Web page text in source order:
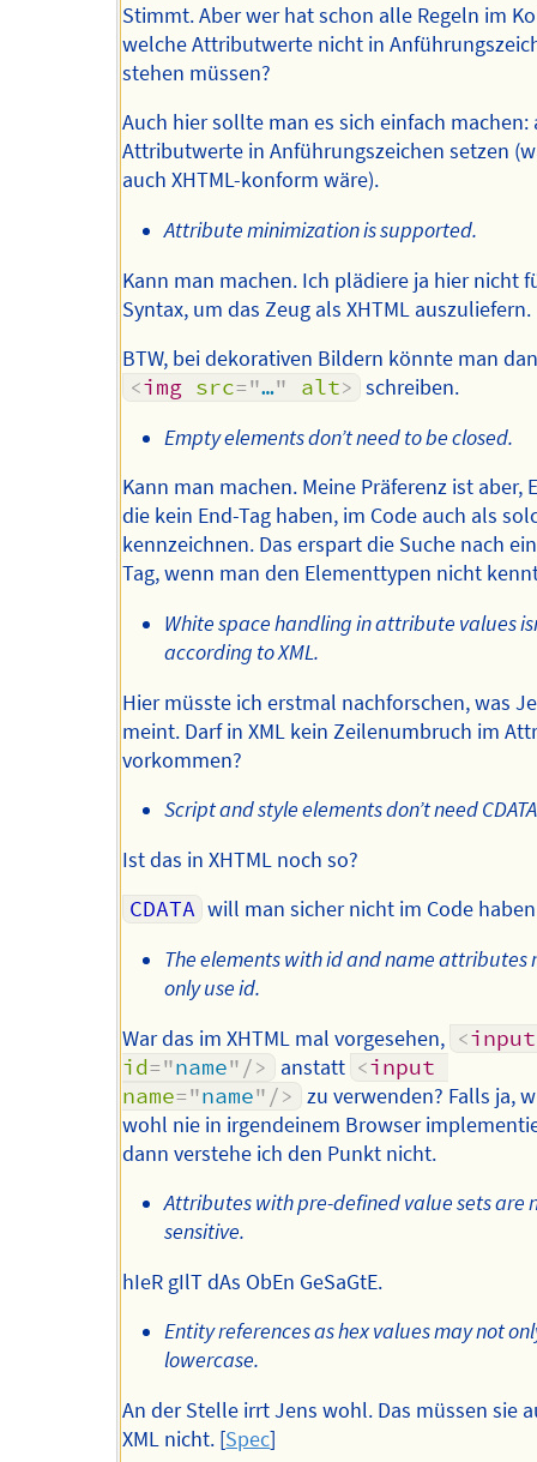
Stimmt. Aber wer hat schon alle Regeln im
welche Attributwerte nicht in
stehen müssen?
Auch hier sollte man es sich einfach machen:
Attributwerte in Anführungszeichen setzen
auch XHTML-konform wäre).
Attribute minimization is supported.
Kann man machen. Ich plädiere ja hier nicht
Syntax, um das Zeug als XHTML auszuliefern.
BTW, bei dekorativen Bildern könnte man
<img src="…" alt> schreiben.
Empty elements don’t need to be closed.
Kann man machen. Meine Präferenz ist aber,
die kein End-Tag haben, im Code auch als
kennzeichnen. Das erspart die Suche nach
Tag, wenn man den Elementtypen nicht
White space handling in attribute values
according to XML.
Hier müsste ich erstmal nachforschen, was
meint. Darf in XML kein Zeilenumbruch im
vorkommen?
Script and style elements don’t need
Ist das in XHTML noch so?
CDATA will man sicher nicht im Code
The elements with id and name attributes
only use id.
War das im XHTML mal vorgesehen, <input
id="name" /> anstatt <input
name="name" /> zu verwenden? Falls ja,
wohl nie in irgendeinem Browser
dann verstehe ich den Punkt nicht.
Attributes with pre-defined value sets are
sensitive.
hIeR gIlT dAs ObEn GeSaGtE.
Entity references as hex values may not
lowercase.
An der Stelle irrt Jens wohl. Das müssen sie
XML nicht. [Spec]